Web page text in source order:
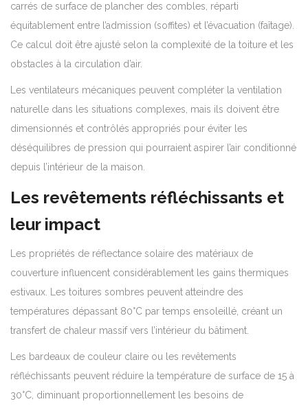
carrés de surface de plancher des combles, réparti
équitablement entre l’admission (soffites) et l’évacuation (faîtage).
Ce calcul doit être ajusté selon la complexité de la toiture et les
obstacles à la circulation d’air.
Les ventilateurs mécaniques peuvent compléter la ventilation
naturelle dans les situations complexes, mais ils doivent être
dimensionnés et contrôlés appropriés pour éviter les
déséquilibres de pression qui pourraient aspirer l’air conditionné
depuis l’intérieur de la maison.
Les revêtements réfléchissants et
leur impact
Les propriétés de réflectance solaire des matériaux de
couverture influencent considérablement les gains thermiques
estivaux. Les toitures sombres peuvent atteindre des
températures dépassant 80°C par temps ensoleillé, créant un
transfert de chaleur massif vers l’intérieur du bâtiment.
Les bardeaux de couleur claire ou les revêtements
réfléchissants peuvent réduire la température de surface de 15 à
30°C, diminuant proportionnellement les besoins de